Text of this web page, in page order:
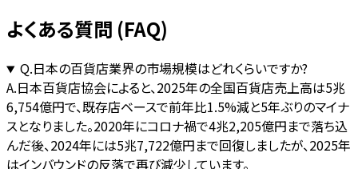
よくある質問 (FAQ)
Q.日本の百貨店業界の市場規模はどれくらいですか?
A.日本百貨店協会によると、2025年の全国百貨店売上高は5兆
6,754億円で、既存店ベースで前年比1.5%減と5年ぶりのマイナ
スとなりました。2020年にコロナ禍で4兆2,205億円まで落ち込
んだ後、2024年には5兆7,722億円まで回復しましたが、2025年
はインバウンドの反落で再び減少しています。